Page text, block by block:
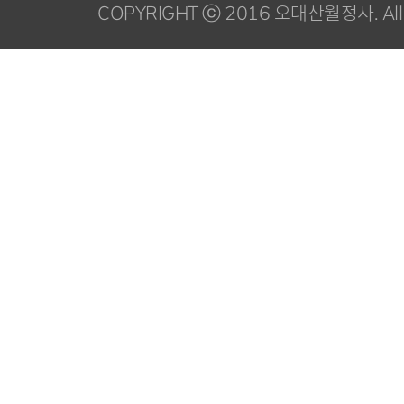
COPYRIGHT ⓒ 2016 오대산월정사.